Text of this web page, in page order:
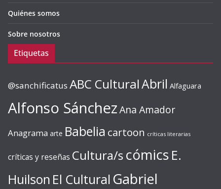
Quiénes somos
Sobre nosotros
Etiquetas
@sanchificatus ABC CulturalAbril Alfaguara
Alfonso SánchezAna Amador
Anagrama arte Babelia cartoon críticas literarias
críticas y reseñas Cultura/s cómics E.
Huilson El Cultural Gabriel